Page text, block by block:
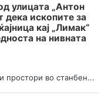
улицата „Антон
дека ископите за
кај „Лимак“
на нивната
простори во станбен...